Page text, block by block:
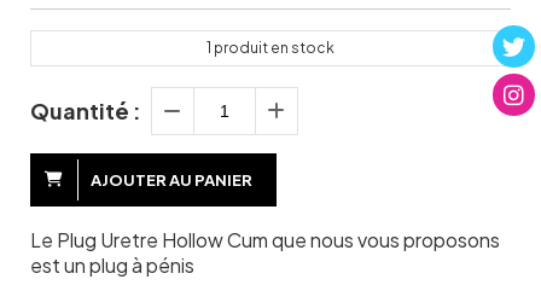
1 produit en stock
Quantité :
AJOUTER AU PANIER
Le Plug Uretre Hollow Cum que nous vous proposons
est un plug à pénis